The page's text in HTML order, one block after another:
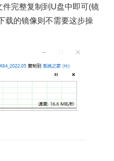
完整复制到U盘中即可(镜
载的镜像则不需要这步操